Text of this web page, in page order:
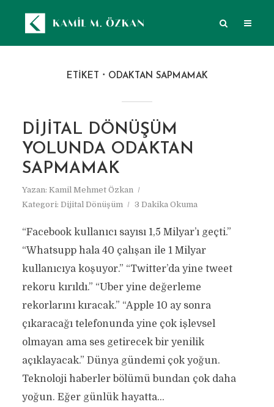
ETIKET ODAKTAN SAPMAMAK
DIJITAL DÖNÜŞÜM
YOLUNDA ODAKTAN
SAPMAMAK
Yazan: Kamil Mehmet Özkan
Kategori: Dijital Dönüşüm 3 Dakika Okuma
“Facebook kullanıcı sayısı 1,5 Milyar’ı geçti.”
“Whatsupp hala 40 çalışan ile 1 Milyar
kullanıcıya koşuyor.” “Twitter’da yine tweet
rekoru kırıldı.” “Uber yine değerleme
rekorlarını kıracak.” “Apple 10 ay sonra
çıkaracağı telefonunda yine çok işlevsel
olmayan ama ses getirecek bir yenilik
açıklayacak.” Dünya gündemi çok yoğun.
Teknoloji haberler bölümü bundan çok daha
yoğun. Eğer günlük hayatta...